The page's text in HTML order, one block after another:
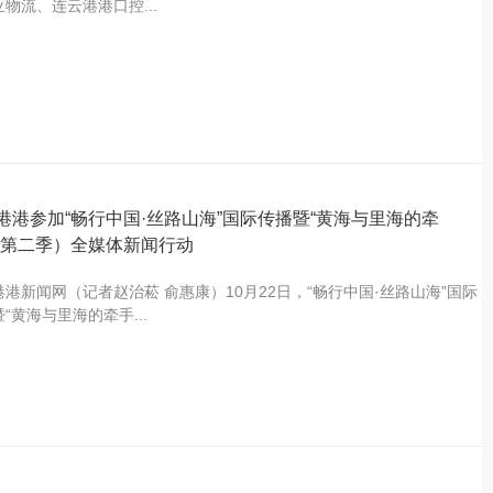
物流、连云港港口控...
港参加“畅行中国·丝路山海”国际传播暨“黄海与里海的牵
二季）全媒体新闻行动
港新闻网（记者赵治菘 俞惠康）10月22日，“畅行中国·丝路山海”国际
黄海与里海的牵手...